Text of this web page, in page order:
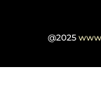
@2025